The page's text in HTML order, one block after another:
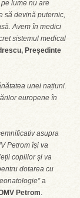
lume nu are
să devină puternic,
Avem în medici
sistemul medical
Președinte
unei națiuni.
europene în
asupra
Petrom își va
copiilor și va
dotarea cu
a
Petrom.